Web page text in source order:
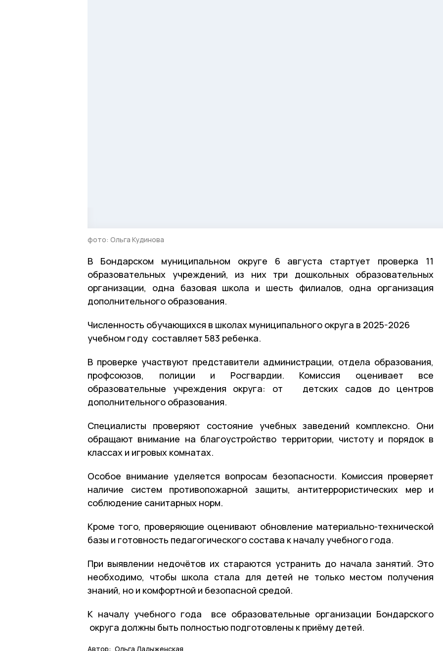
фото: Ольга Кудинова
В Бондарском муниципальном округе 6 августа стартует проверка 11
образовательных учреждений, из них три дошкольных образовательных
организации, одна базовая школа и шесть филиалов, одна организация
дополнительного образования.
Численность обучающихся в школах муниципального округа в 2025-2026
учебном году составляет 583 ребенка.
В проверке участвуют представители администрации, отдела образования,
профсоюзов, полиции и Росгвардии. Комиссия оценивает все
образовательные учреждения округа: от детских садов до центров
дополнительного образования.
Специалисты проверяют состояние учебных заведений комплексно. Они
обращают внимание на благоустройство территории, чистоту и порядок в
классах и игровых комнатах.
Особое внимание уделяется вопросам безопасности. Комиссия проверяет
наличие систем противопожарной защиты, антитеррористических мер и
соблюдение санитарных норм.
Кроме того, проверяющие оценивают обновление материально-технической
базы и готовность педагогического состава к началу учебного года.
При выявлении недочётов их стараются устранить до начала занятий. Это
необходимо, чтобы школа стала для детей не только местом получения
знаний, но и комфортной и безопасной средой.
К началу учебного года все образовательные организации Бондарского
округа должны быть полностью подготовлены к приёму детей.
Автор: Ольга Ладыженская